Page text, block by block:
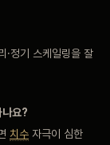
·정기 스케일링을 잘
나요?
치수 자극이 심한